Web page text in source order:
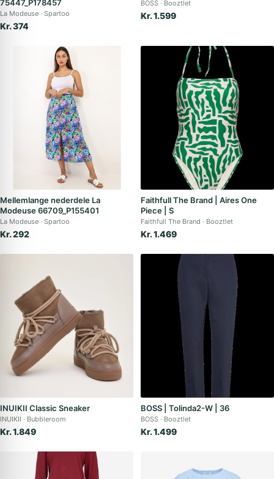
75447_P178457
La Modeuse Spartoo
Kr. 374
BOSS Booztlet
Kr. 1.599
Mellemlange nederdele La
Modeuse 66709_P155401
La Modeuse Spartoo
Kr. 292
Faithfull The Brand | Aires One
Piece | S
Faithfull The Brand Booztlet
Kr. 1.469
INUIKII Classic Sneaker
INUIKII Bubbleroom
Kr. 1.849
BOSS | Tolinda2-W | 36
BOSS Booztlet
Kr. 1.499